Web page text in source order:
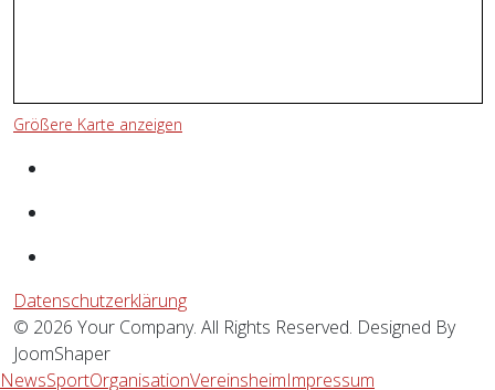
Größere Karte anzeigen
Datenschutzerklärung
© 2026 Your Company. All Rights Reserved. Designed By
JoomShaper
NewsSportOrganisationVereinsheimImpressum